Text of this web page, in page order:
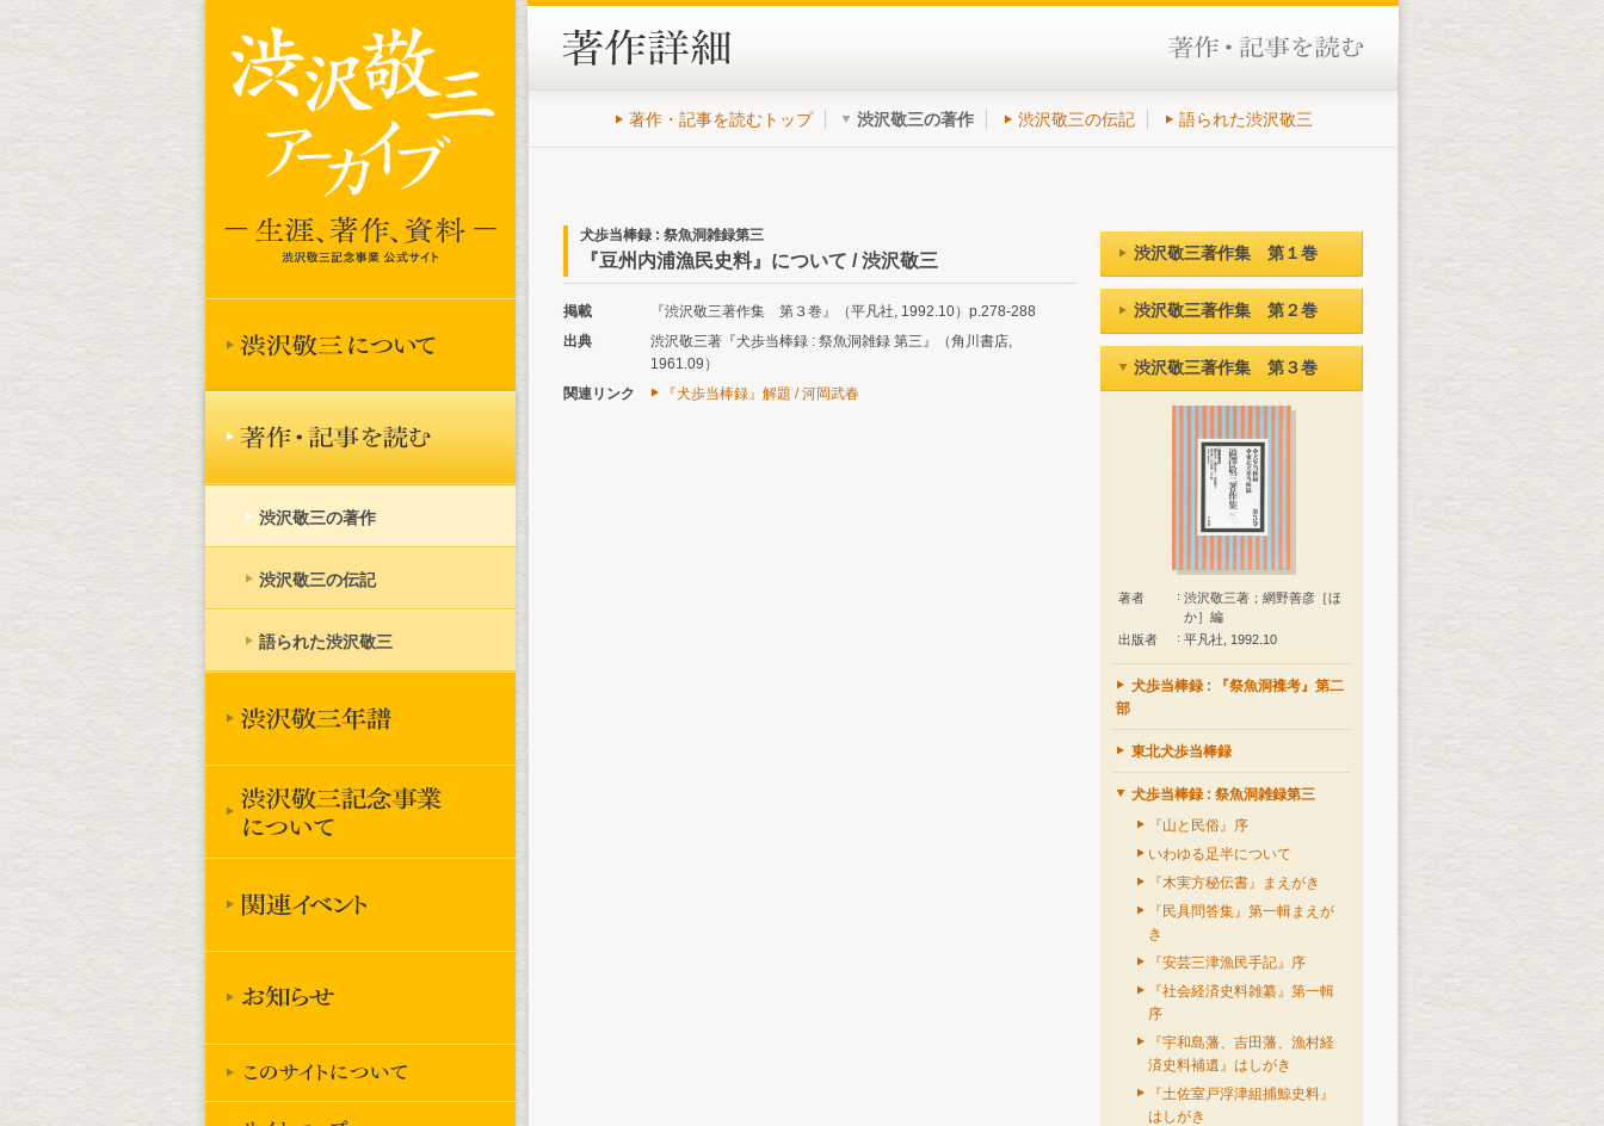
著作・記事を読むトップ 渋沢敬三の著作 渋沢敬三の伝記 語られた渋沢敬三
犬歩当棒録 : 祭魚洞雑録第三
『豆州内浦漁民史料』について / 渋沢敬三
掲載
『渋沢敬三著作集 第３巻』（平凡社, 1992.10）p.278-288
出典
渋沢敬三著『犬歩当棒録 : 祭魚洞雑録 第三』（角川書店,
1961.09）
関連リンク
『犬歩当棒録』解題 / 河岡武春
渋沢敬三著作集 第１巻
渋沢敬三著作集 第２巻
渋沢敬三著作集 第３巻
著者
渋沢敬三著；網野善彦［ほ
か］編
出版者
平凡社, 1992.10
犬歩当棒録 : 『祭魚洞襍考』第二
部
東北犬歩当棒録
犬歩当棒録 : 祭魚洞雑録第三
『山と民俗』序
いわゆる足半について
『木実方秘伝書』まえがき
『民具問答集』第一輯まえが
き
『安芸三津漁民手記』序
『社会経済史料雑纂』第一輯
序
『宇和島藩、吉田藩、漁村経
済史料補遺』はしがき
『土佐室戸浮津組捕鯨史料』
はしがき
渋沢敬三の著作
渋沢敬三の伝記
語られた渋沢敬三